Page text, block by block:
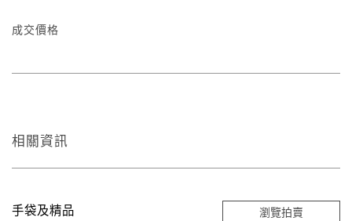
成交價格
相關資訊
手袋及精品 瀏覽拍賣